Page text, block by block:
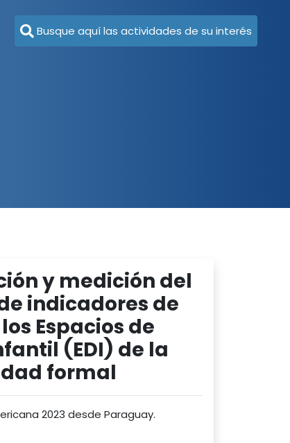
Busque aquí las actividades de su interés
y medición del
indicadores de
Espacios de
(EDI) de la
formal
2023 desde Paraguay.